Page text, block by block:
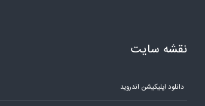
نقشه سایت
دانلود اپلیکیشن اندروید